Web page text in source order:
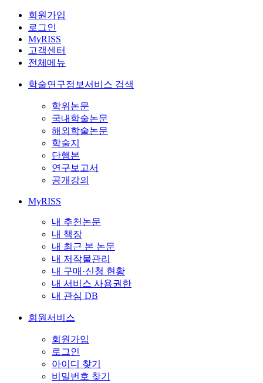
회원가입
로그인
MyRISS
고객센터
전체메뉴
학술연구정보서비스 검색
학위논문
국내학술논문
해외학술논문
학술지
단행본
연구보고서
공개강의
MyRISS
내 추천논문
내 책장
내 최근 본 논문
내 저작물관리
내 구매·신청 현황
내 서비스 사용권한
내 관심 DB
회원서비스
회원가입
로그인
아이디 찾기
비밀번호 찾기